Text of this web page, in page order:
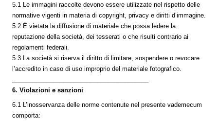
5.1 Le immagini raccolte devono essere utilizzate nel rispetto delle
normative vigenti in materia di copyright, privacy e diritti d’immagine.
5.2 È vietata la diffusione di materiale che possa ledere la
reputazione della società, dei tesserati o che risulti contrario ai
regolamenti federali.
5.3 La società si riserva il diritto di limitare, sospendere o revocare
l’accredito in caso di uso improprio del materiale fotografico.
6. Violazioni e sanzioni
6.1 L’inosservanza delle norme contenute nel presente vademecum
comporta: